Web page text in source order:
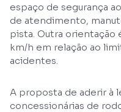
espaço de segurança
de atendimento,
pista. Outra orientação
km/h em relação ao
acidentes.
A proposta de aderir à
concessionárias de